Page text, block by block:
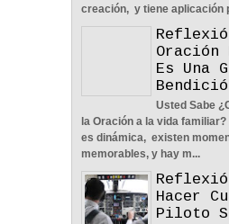
La Amistad y el
Reflexión
04 Jun 2022 0
creación, y tiene aplicación
Oración
Es Una
Usted Sabe
la Oración a la vida
es dinámica, existen
memorables, y hay m...
Hacer
Piloto